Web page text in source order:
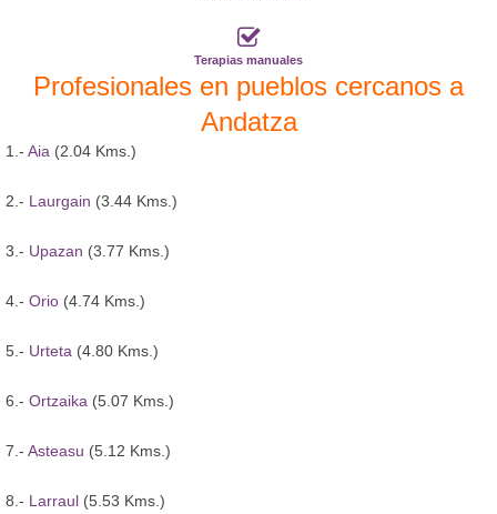
Terapias manuales
Profesionales en pueblos cercanos a
Andatza
1.- Aia (2.04 Kms.)
2.- Laurgain (3.44 Kms.)
3.- Upazan (3.77 Kms.)
4.- Orio (4.74 Kms.)
5.- Urteta (4.80 Kms.)
6.- Ortzaika (5.07 Kms.)
7.- Asteasu (5.12 Kms.)
8.- Larraul (5.53 Kms.)